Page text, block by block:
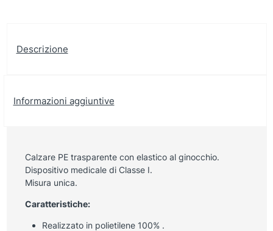
Descrizione
Informazioni aggiuntive
Calzare PE trasparente con elastico al ginocchio.
Dispositivo medicale di Classe I.
Misura unica.
Caratteristiche:
Realizzato in polietilene 100% .